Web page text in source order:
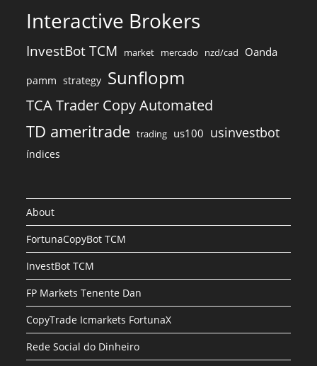
Interactive Brokers
InvestBot TCM market mercado nzd/cad Oanda
pamm strategy Sunflopm
TCA Trader Copy Automated
TD ameritrade trading us100 usinvestbot
índices
About
FortunaCopyBot TCM
InvestBot TCM
FP Markets Tenente Dan
CopyTrade Icmarkets FortunaX
Rede Social do Dinheiro